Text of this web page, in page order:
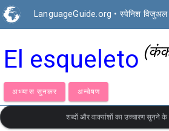
LanguageGuide.org • स्पेनिश विजुअल
El esqueleto
अभ्यास सुनकर अन्वेषण
शब्दों और वाक्यांशों का उच्चारण सुनने के